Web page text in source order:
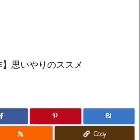
】思いやりのススメ
B!
Copy